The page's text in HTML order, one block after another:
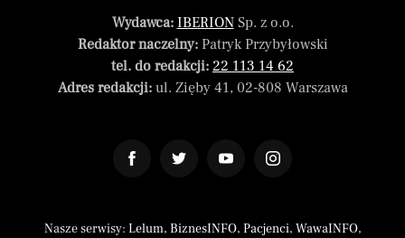
Wydawca: IBERIONSp. z o.o.
Redaktor naczelny:Patryk Przybyłowski
tel. do redakcji: 22 113 14 62
Adres redakcji:ul. Zięby 41, 02-808 Warszawa
Nasze serwisy: Lelum, BiznesINFO, Pacjenci, WawaINFO,